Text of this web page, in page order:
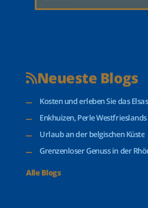
Neueste Blogs
Kosten und erleben Sie das
Enkhuizen, Perle Westfrieslands
Urlaub an der belgischen Küste
Grenzenloser Genuss in der
Alle Blogs